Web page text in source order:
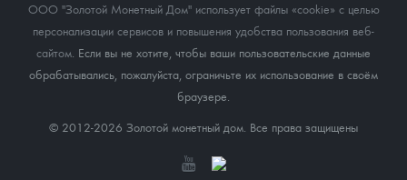
ООО "Золотой Монетный Дом" использует файлы «cookie» с целью
персонализации сервисов и повышения удобства пользования веб-
сайтом. Если вы не хотите, чтобы ваши пользовательские данные
обрабатывались, пожалуйста, ограничьте их использование в своём
браузере.
© 2012-2026 Золотой монетный дом. Все права защищены